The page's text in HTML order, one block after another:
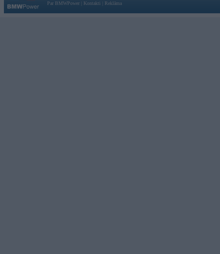
Par BMWPower
Kontakti Reklāma